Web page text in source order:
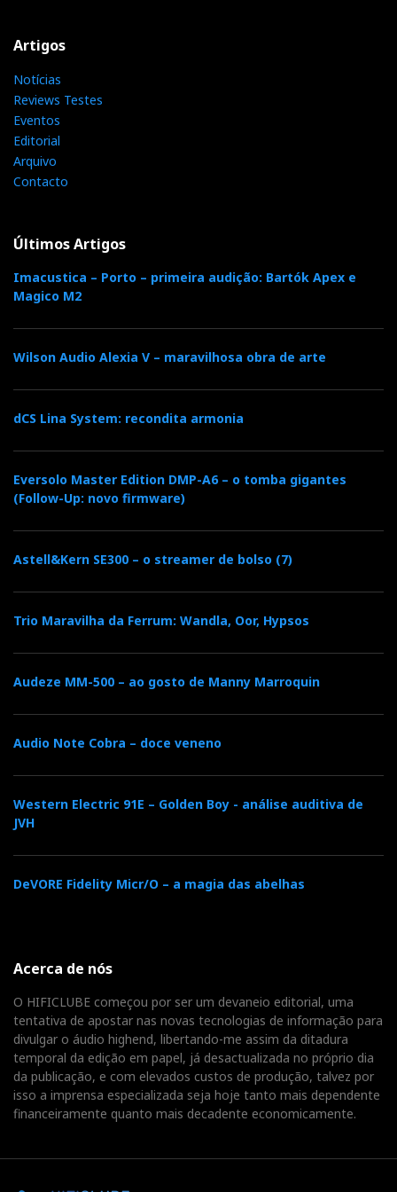
e
s
t
Artigos
Notícias
Reviews Testes
Eventos
Editorial
Arquivo
Contacto
Últimos Artigos
Imacustica – Porto – primeira audição: Bartók Apex e
Magico M2
Wilson Audio Alexia V – maravilhosa obra de arte
dCS Lina System: recondita armonia
Eversolo Master Edition DMP-A6 – o tomba gigantes
(Follow-Up: novo firmware)
Astell&Kern SE300 – o streamer de bolso (7)
Trio Maravilha da Ferrum: Wandla, Oor, Hypsos
Audeze MM-500 – ao gosto de Manny Marroquin
Audio Note Cobra – doce veneno
Western Electric 91E – Golden Boy - análise auditiva de
JVH
DeVORE Fidelity Micr/O – a magia das abelhas
Acerca de nós
O HIFICLUBE começou por ser um devaneio editorial, uma
tentativa de apostar nas novas tecnologias de informação para
divulgar o áudio highend, libertando-me assim da ditadura
temporal da edição em papel, já desactualizada no próprio dia
da publicação, e com elevados custos de produção, talvez por
isso a imprensa especializada seja hoje tanto mais dependente
financeiramente quanto mais decadente economicamente.